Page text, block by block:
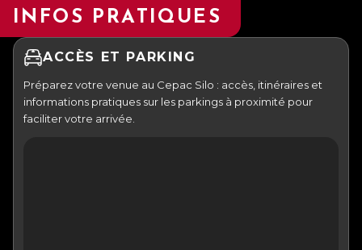
INFOS PRATIQUES
ACCÈS ET PARKING
Préparez votre venue au Cepac Silo : accès, itinéraires et
informations pratiques sur les parkings à proximité pour
faciliter votre arrivée.